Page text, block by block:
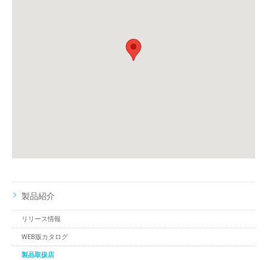
製品紹介
リリース情報
WEB版カタログ
製品取扱店